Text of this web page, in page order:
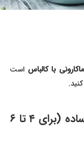
با کالباساست
۱. مواد لازم برای تهیه نسخه ساده (برای ۴ تا ۶